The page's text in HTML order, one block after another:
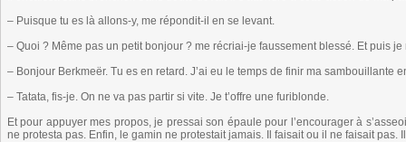
– Puisque tu es là allons-y, me répondit-il en se levant.
– Quoi ? Même pas un petit bonjour ? me récriai-je faussement blessé. Et puis
– Bonjour Berkmeër. Tu es en retard. J’ai eu le temps de finir ma sambouillante
– Tatata, fis-je. On ne va pas partir si vite. Je t’offre une furiblonde.
Et pour appuyer mes propos, je pressai son épaule pour l’encourager à
ne protesta pas. Enfin, le gamin ne protestait jamais. Il faisait ou il ne faisait pas.